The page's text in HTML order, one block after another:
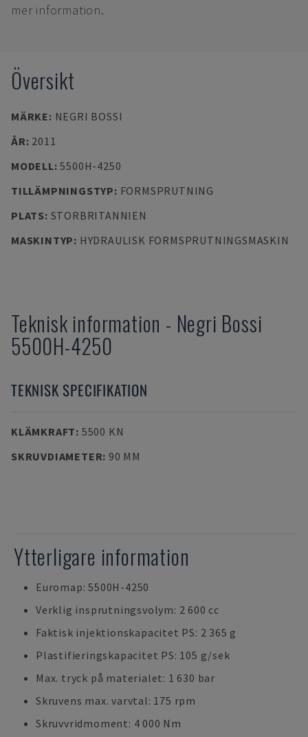
mer information.
Översikt
MÄRKE: NEGRI BOSSI
ÅR: 2011
MODELL:5500H-4250
TILLÄMPNINGSTYP: FORMSPRUTNING
PLATS: STORBRITANNIEN
MASKINTYP: HYDRAULISK FORMSPRUTNINGSMASKIN
Teknisk information - Negri Bossi
5500H-4250
TEKNISK SPECIFIKATION
KLÄMKRAFT: 5500 KN
SKRUVDIAMETER: 90 MM
Ytterligare information
Euromap: 5500H-4250
Verklig insprutningsvolym: 2 600 cc
Faktisk injektionskapacitet PS: 2 365 g
Plastifieringskapacitet PS: 105 g/sek
Max. tryck på materialet: 1 630 bar
Skruvens max. varvtal: 175 rpm
Skruvvridmoment: 4 000 Nm